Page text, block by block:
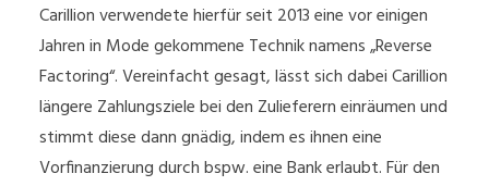
Carillion verwendete hierfür seit 2013 eine vor einigen
Jahren in Mode gekommene Technik namens „Reverse
Factoring“. Vereinfacht gesagt, lässt sich dabei Carillion
längere Zahlungsziele bei den Zulieferern einräumen und
stimmt diese dann gnädig, indem es ihnen eine
Vorfinanzierung durch bspw. eine Bank erlaubt. Für den